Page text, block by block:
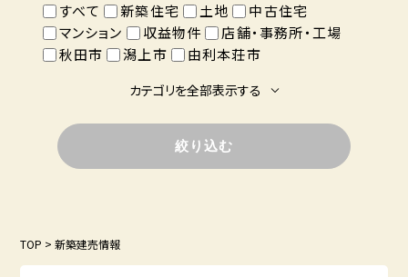
すべて
新築住宅 土地
中古住宅
マンション
収益物件
店舗・事務所・工場
秋田市
潟上市 由利本荘市
カテゴリを全部表示する
TOP >新築建売情報